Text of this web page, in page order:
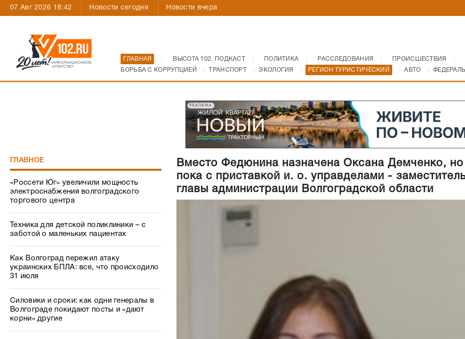
07 Авг 2026 18:42 Новости сегодня Новости вчера
ГЛАВНАЯ ВЫСОТА 102. ПОДКАСТ ПОЛИТИКА РАССЛЕДОВАНИЯ ПРОИСШЕСТВИЯ
БОРЬБА С КОРРУПЦИЕЙ
ТРАНСПОРТ ЭКОЛОГИЯ РЕГИОН ТУРИСТИЧЕСКИЙ АВТО
РЕКЛАМА
ГЛАВНОЕ
«Россети Юг» увеличили мощность
электроснабжения волгоградского
торгового центра
Техника для детской поликлиники – с
заботой о маленьких пациентах
Как Волгоград пережил атаку
украинских БПЛА: все, что происходило
31 июля
Силовики и сроки: как одни генералы в
Волгограде покидают посты и «дают
корни» другие
Вместо Федюнина назначена Оксана Демченко, но
пока с приставкой и. о. управделами -
главы администрации Волгоградской области